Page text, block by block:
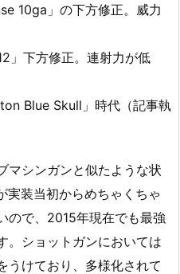
10ga」の下方修正。威力
」下方修正。連射力が低
Blue Skull」時代（記事執
マシンガンと似たような状
装当初からめちゃくちゃ
ので、2015年現在でも最強
。ショットガンにおいては
うけており、多様化されて